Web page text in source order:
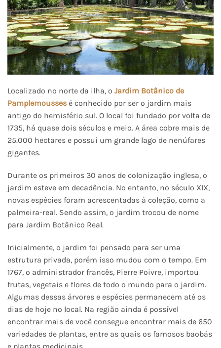
Localizado no norte da ilha, o Jardim Botânico de
Pamplemousses é conhecido por ser o jardim mais
antigo do hemisfério sul. O local foi fundado por volta de
1735, há quase dois séculos e meio. A área cobre mais de
25.000 hectares e possui um grande lago de nenúfares
gigantes.
Durante os primeiros 30 anos de colonização inglesa, o
jardim esteve em decadência. No entanto, no século XIX,
novas espécies foram acrescentadas à coleção, como a
palmeira-real. Sendo assim, o jardim trocou de nome
para Jardim Botânico Real.
Inicialmente, o jardim foi pensado para ser uma
estrutura privada, porém isso mudou com o tempo. Em
1767, o administrador francês, Pierre Poivre, importou
frutas, vegetais e flores de todo o mundo para o jardim.
Algumas dessas árvores e espécies permanecem até os
dias de hoje no local. Na região ainda é possível
encontrar mais de você consegue encontrar mais de 650
variedades de plantas, entre as quais os famosos baobás